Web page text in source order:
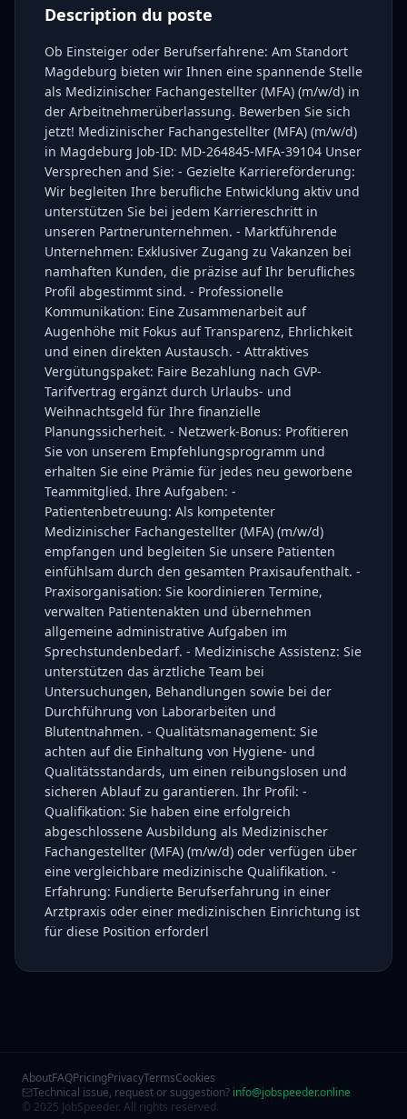
Description du poste
Ob Einsteiger oder Berufserfahrene: Am Standort
Magdeburg bieten wir Ihnen eine spannende Stelle
als Medizinischer Fachangestellter (MFA) (m/w/d) in
der Arbeitnehmerüberlassung. Bewerben Sie sich
jetzt! Medizinischer Fachangestellter (MFA) (m/w/d)
in Magdeburg Job-ID: MD-264845-MFA-39104 Unser
Versprechen and Sie: - Gezielte Karriereförderung:
Wir begleiten Ihre berufliche Entwicklung aktiv und
unterstützen Sie bei jedem Karriereschritt in
unseren Partnerunternehmen. - Marktführende
Unternehmen: Exklusiver Zugang zu Vakanzen bei
namhaften Kunden, die präzise auf Ihr berufliches
Profil abgestimmt sind. - Professionelle
Kommunikation: Eine Zusammenarbeit auf
Augenhöhe mit Fokus auf Transparenz, Ehrlichkeit
und einen direkten Austausch. - Attraktives
Vergütungspaket: Faire Bezahlung nach GVP-
Tarifvertrag ergänzt durch Urlaubs- und
Weihnachtsgeld für Ihre finanzielle
Planungssicherheit. - Netzwerk-Bonus: Profitieren
Sie von unserem Empfehlungsprogramm und
erhalten Sie eine Prämie für jedes neu geworbene
Teammitglied. Ihre Aufgaben: -
Patientenbetreuung: Als kompetenter
Medizinischer Fachangestellter (MFA) (m/w/d)
empfangen und begleiten Sie unsere Patienten
einfühlsam durch den gesamten Praxisaufenthalt. -
Praxisorganisation: Sie koordinieren Termine,
verwalten Patientenakten und übernehmen
allgemeine administrative Aufgaben im
Sprechstundenbedarf. - Medizinische Assistenz: Sie
unterstützen das ärztliche Team bei
Untersuchungen, Behandlungen sowie bei der
Durchführung von Laborarbeiten und
Blutentnahmen. - Qualitätsmanagement: Sie
achten auf die Einhaltung von Hygiene- und
Qualitätsstandards, um einen reibungslosen und
sicheren Ablauf zu garantieren. Ihr Profil: -
Qualifikation: Sie haben eine erfolgreich
abgeschlossene Ausbildung als Medizinischer
Fachangestellter (MFA) (m/w/d) oder verfügen über
eine vergleichbare medizinische Qualifikation. -
Erfahrung: Fundierte Berufserfahrung in einer
Arztpraxis oder einer medizinischen Einrichtung ist
für diese Position erforderl
AboutFAQPricingPrivacyTermsCookies
Technical issue, request or suggestion? info@jobspeeder.online
© 2025 JobSpeeder. All rights reserved.